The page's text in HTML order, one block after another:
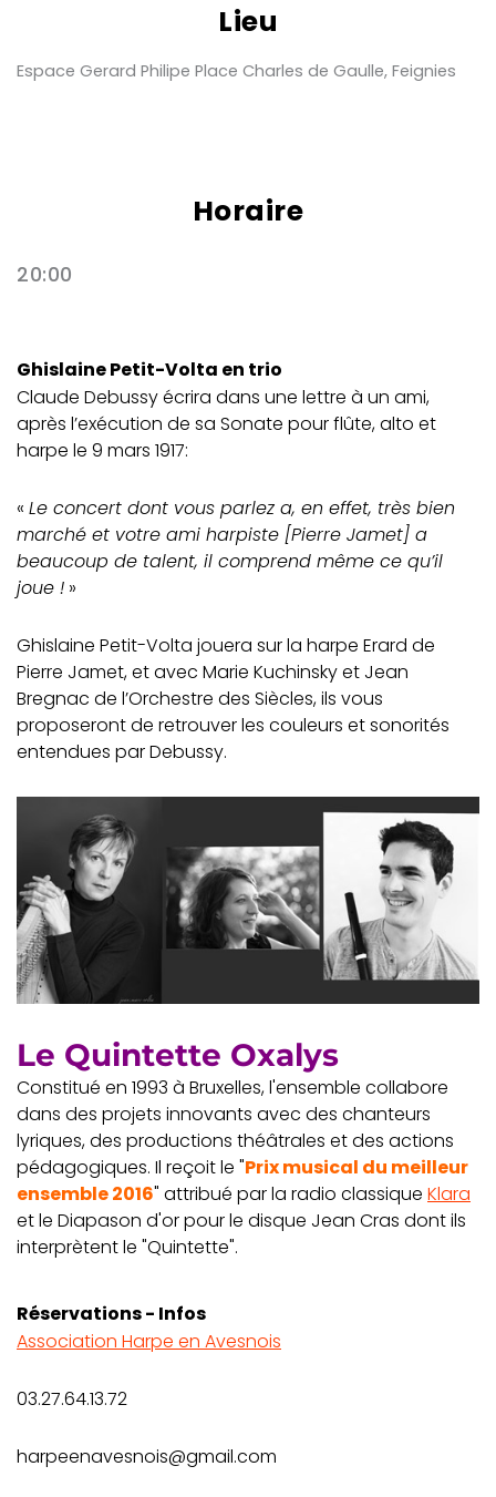
Lieu
Espace Gerard Philipe Place Charles de Gaulle, Feignies
Horaire
20:00
Ghislaine Petit-Volta en trio
Claude Debussy écrira dans une lettre à un ami,
après l’exécution de sa Sonate pour flûte, alto et
harpe le 9 mars 1917:
« Le concert dont vous parlez a, en effet, très bien
marché et votre ami harpiste [Pierre Jamet] a
beaucoup de talent, il comprend même ce qu’il
joue ! »
Ghislaine Petit-Volta jouera sur la harpe Erard de
Pierre Jamet, et avec Marie Kuchinsky et Jean
Bregnac de l’Orchestre des Siècles, ils vous
proposeront de retrouver les couleurs et sonorités
entendues par Debussy.
Le Quintette Oxalys
Constitué en 1993 à Bruxelles, l'ensemble collabore
dans des projets innovants avec des chanteurs
lyriques, des productions théâtrales et des actions
pédagogiques. Il reçoit le "Prix musical du meilleur
ensemble 2016" attribué par la radio classique Klara
et le Diapason d'or pour le disque Jean Cras dont ils
interprètent le "Quintette".
Réservations - Infos
Association Harpe en Avesnois
03.27.64.13.72
harpeenavesnois@gmail.com